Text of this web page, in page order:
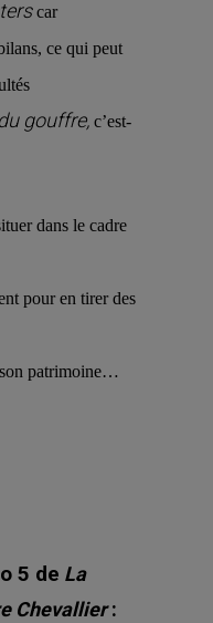
car
ce qui peut
gouffre, c’est-
dans le cadre
pour en tirer des
patrimoine…
5 de La
Chevallier: